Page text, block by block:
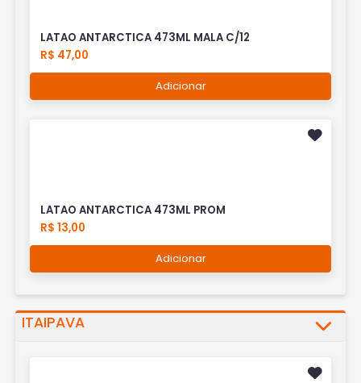
LATAO ANTARCTICA 473ML MALA C/12
R$ 47,00
Adicionar
LATAO ANTARCTICA 473ML PROM
R$ 13,00
Adicionar
ITAIPAVA